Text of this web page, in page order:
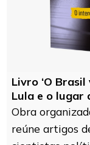
Livro ‘O
Lula e o lugar
Obra
reúne artigos